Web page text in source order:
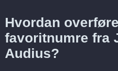
Hvordan
favoritnumre fra
Audius?